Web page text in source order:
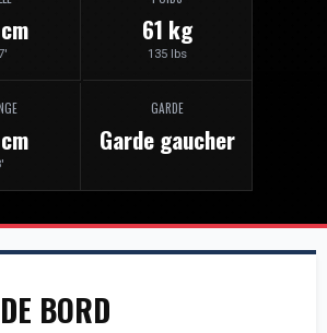
61 kg
135 lbs
GARDE
Garde gaucher
BORD